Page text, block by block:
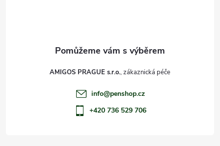
AMIGOS PRAGUE s.r.o.
info@penshop.cz
+420 736 529 706